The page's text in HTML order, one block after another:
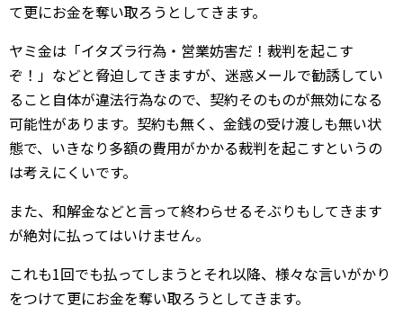
て更にお金を奪い取ろうとしてきます。
ヤミ金は「イタズラ行為・営業妨害だ！裁判を起こす
ぞ！」などと脅迫してきますが、迷惑メールで勧誘してい
ること自体が違法行為なので、契約そのものが無効になる
可能性があります。契約も無く、金銭の受け渡しも無い状
態で、いきなり多額の費用がかかる裁判を起こすというの
は考えにくいです。
また、和解金などと言って終わらせるそぶりもしてきます
が絶対に払ってはいけません。
これも1回でも払ってしまうとそれ以降、様々な言いがかり
をつけて更にお金を奪い取ろうとしてきます。